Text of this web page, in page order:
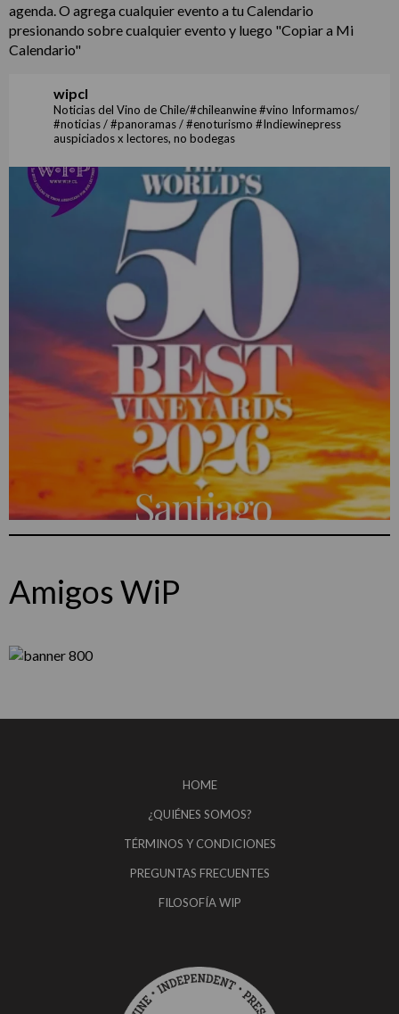
agenda. O agrega cualquier evento a tu Calendario
presionando sobre cualquier evento y luego "Copiar a Mi
Calendario"
wipcl
Noticias del Vino de Chile/#chileanwine #vino Informamos/
#noticias / #panoramas / #enoturismo #Indiewinepress
auspiciados x lectores, no bodegas
Amigos WiP
HOME
¿QUIÉNES SOMOS?
TÉRMINOS Y CONDICIONES
PREGUNTAS FRECUENTES
FILOSOFÍA WIP